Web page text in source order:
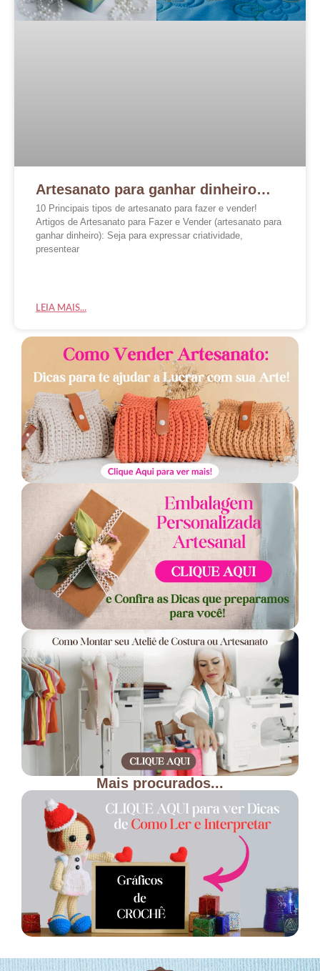
Artesanato para ganhar dinheiro…
10 Principais tipos de artesanato para fazer e vender!
Artigos de Artesanato para Fazer e Vender (artesanato para
ganhar dinheiro): Seja para expressar criatividade,
presentear
LEIA MAIS...
Mais procurados...